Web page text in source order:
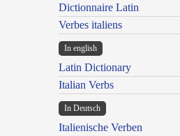
Dictionnaire Latin
Verbes italiens
In english
Latin Dictionary
Italian Verbs
In Deutsch
Italienische Verben